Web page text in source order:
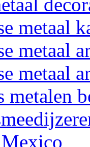
metaal
metaal
metaal
metalen